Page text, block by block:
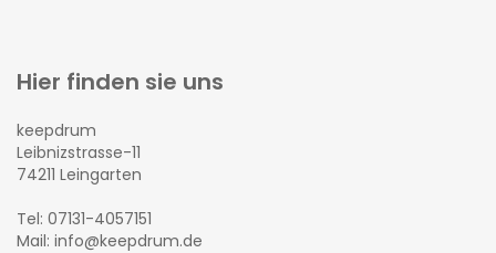
Hier finden sie uns
keepdrum
Leibnizstrasse-11
74211 Leingarten
Tel: 07131-4057151
Mail: info@keepdrum.de